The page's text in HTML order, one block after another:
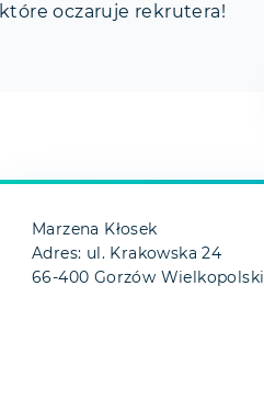
które oczaruje rekrutera!
Marzena Kłosek
Adres: ul. Krakowska 24
66-400 Gorzów Wielkopolski